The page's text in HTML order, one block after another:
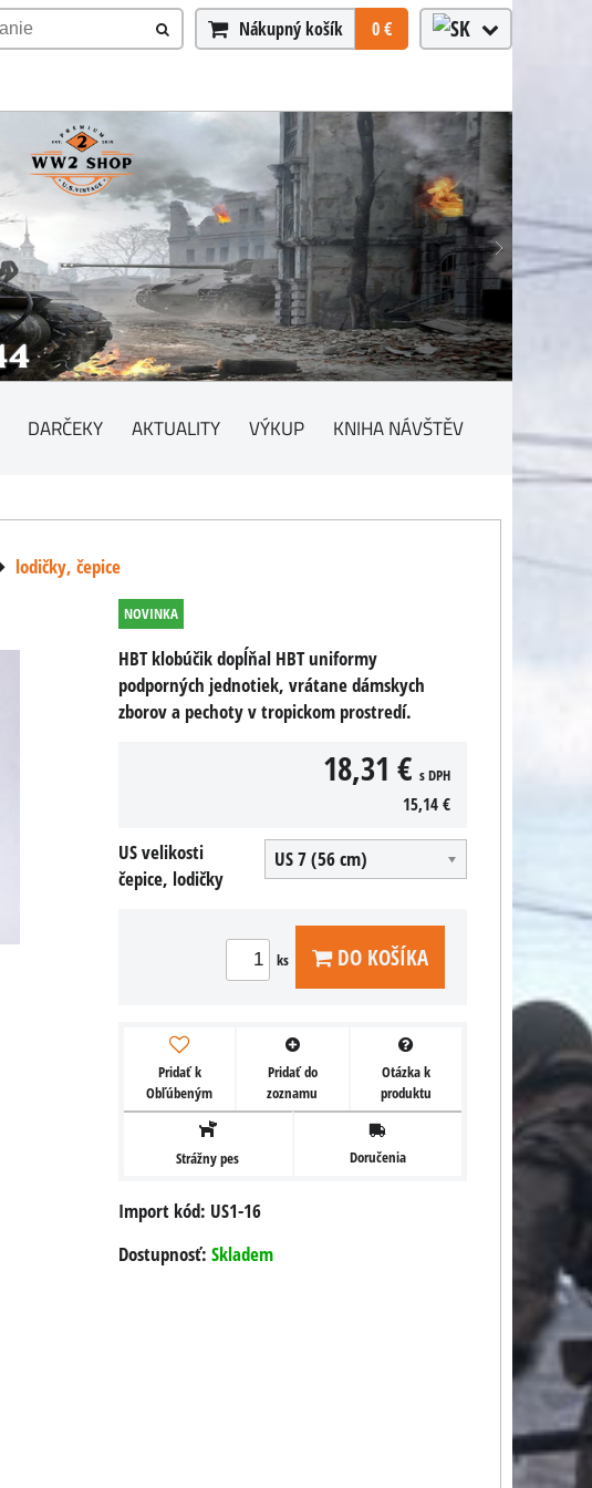
Nákupný košík 0 €
DARČEKY AKTUALITY VÝKUP KNIHA NÁVŠTĚV
lodičky, čepice
NOVINKA
HBT klobúčik dopĺňal HBT uniformy
podporných jednotiek, vrátane dámskych
zborov a pechoty v tropickom prostredí.
18,31 € s DPH
15,14 €
US velikosti
čepice, lodičky
US 7 (56 cm)
ks DO KOŠÍKA
Pridať k
Obľúbeným
Pridať do
zoznamu
Otázka k
produktu
Strážny pes Doručenia
Import kód: US1-16
Dostupnosť: Skladem